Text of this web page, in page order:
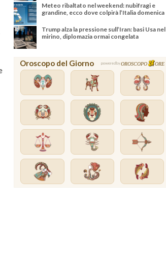
Meteo ribaltato nel weekend: nubifragi e
grandine, ecco dove colpirà l’Italia domenica
Trump alza la pressione sull’Iran: basi Usa nel
mirino, diplomazia ormai congelata
Oroscopo del Giorno powered byOROSCOPO ORE